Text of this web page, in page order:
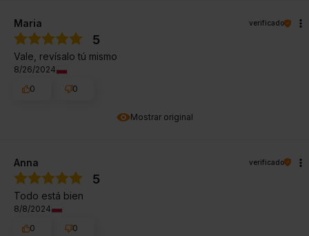
Mostrar original
Maria verificado
5
Vale, revísalo tú mismo
8/26/2024
0
0
Anna verificado
5
Todo está bien
8/8/2024
0
0